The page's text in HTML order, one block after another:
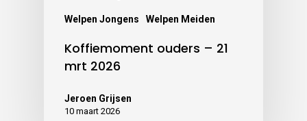
Welpen Jongens Welpen Meiden
Koffiemoment ouders – 21
mrt 2026
Jeroen Grijsen
10 maart 2026